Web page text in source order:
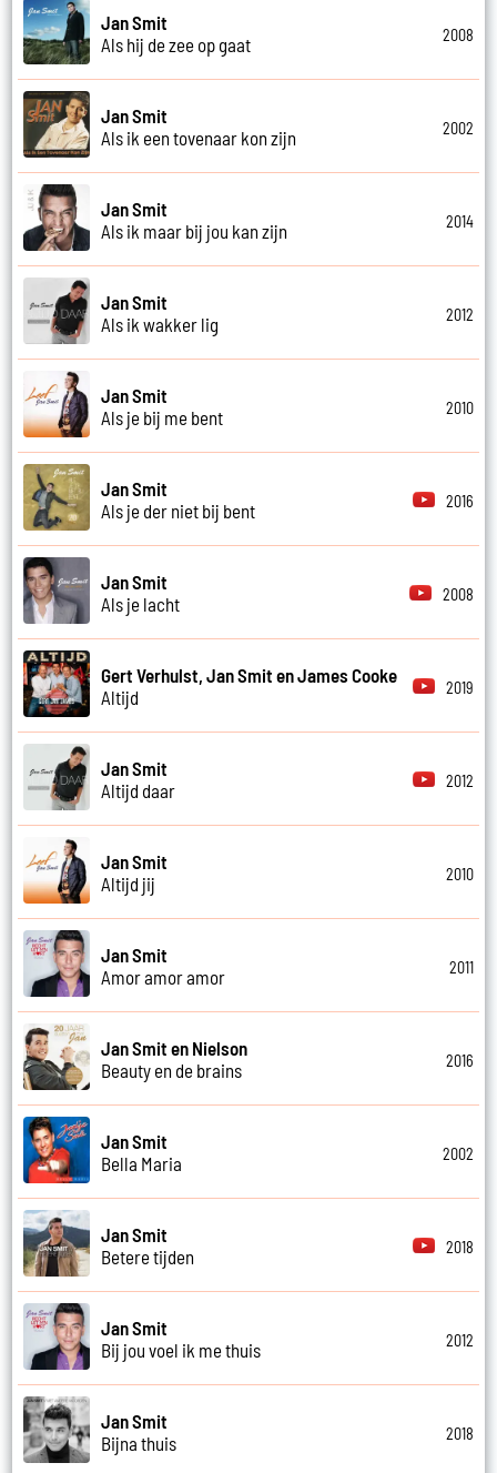
Jan Smit
Als hij de zee op gaat
2008
Jan Smit
Als ik een tovenaar kon zijn
2002
Jan Smit
Als ik maar bij jou kan zijn
2014
Jan Smit
Als ik wakker lig
2012
Jan Smit
Als je bij me bent
2010
Jan Smit
Als je der niet bij bent
2016
Jan Smit
Als je lacht
2008
Gert Verhulst, Jan Smit en James Cooke
Altijd
2019
Jan Smit
Altijd daar
2012
Jan Smit
Altijd jij
2010
Jan Smit
Amor amor amor
2011
Jan Smit en Nielson
Beauty en de brains
2016
Jan Smit
Bella Maria
2002
Jan Smit
Betere tijden
2018
Jan Smit
Bij jou voel ik me thuis
2012
Jan Smit
Bijna thuis
2018